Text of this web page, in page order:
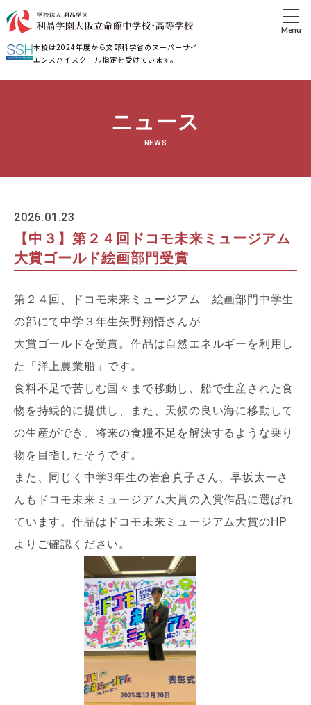
本校は2024年度から文部科学省のスーパーサイ
エンスハイスクール指定を受けています。
ニュース
NEWS
2026.01.23
【中３】第２４回ドコモ未来ミュージアム
大賞ゴールド絵画部門受賞
第２４回、ドコモ未来ミュージアム 絵画部門中学生
の部にて中学３年生矢野翔悟さんが
大賞ゴールドを受賞。作品は自然エネルギーを利用し
た「洋上農業船」です。
食料不足で苦しむ国々まで移動し、船で生産された食
物を持続的に提供し、また、天候の良い海に移動して
の生産ができ、将来の食糧不足を解決するような乗り
物を目指したそうです。
また、同じく中学3年生の岩倉真子さん、早坂太一さ
んもドコモ未来ミュージアム大賞の入賞作品に選ばれ
ています。作品はドコモ未来ミュージアム大賞のHP
よりご確認ください。